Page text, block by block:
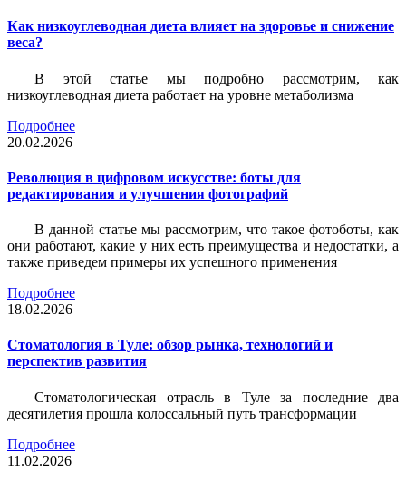
Как низкоуглеводная диета влияет на здоровье и снижение
веса?
В этой статье мы подробно рассмотрим, как
низкоуглеводная диета работает на уровне метаболизма
Подробнее
20.02.2026
Революция в цифровом искусстве: боты для
редактирования и улучшения фотографий
В данной статье мы рассмотрим, что такое фотоботы, как
они работают, какие у них есть преимущества и недостатки, а
также приведем примеры их успешного применения
Подробнее
18.02.2026
Стоматология в Туле: обзор рынка, технологий и
перспектив развития
Стоматологическая отрасль в Туле за последние два
десятилетия прошла колоссальный путь трансформации
Подробнее
11.02.2026